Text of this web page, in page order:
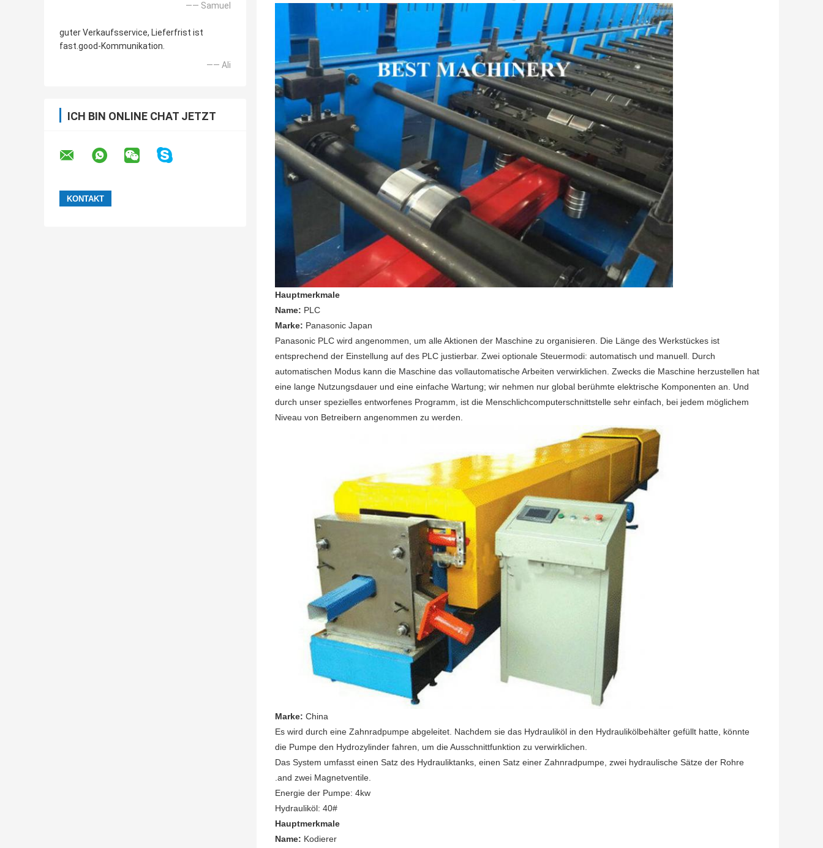
—— Samuel
guter Verkaufsservice, Lieferfrist ist
fast.good-Kommunikation.
—— Ali
ICH BIN ONLINE CHAT JETZT
Hauptmerkmale
Name: PLC
Marke: Panasonic Japan
Panasonic PLC wird angenommen, um alle Aktionen der Maschine zu organisieren. Die Länge des Werkstückes ist
entsprechend der Einstellung auf des PLC justierbar. Zwei optionale Steuermodi: automatisch und manuell. Durch
automatischen Modus kann die Maschine das vollautomatische Arbeiten verwirklichen. Zwecks die Maschine herzustellen hat
eine lange Nutzungsdauer und eine einfache Wartung; wir nehmen nur global berühmte elektrische Komponenten an. Und
durch unser spezielles entworfenes Programm, ist die Menschlichcomputerschnittstelle sehr einfach, bei jedem möglichem
Niveau von Betreibern angenommen zu werden.
Marke: China
Es wird durch eine Zahnradpumpe abgeleitet. Nachdem sie das Hydrauliköl in den Hydraulikölbehälter gefüllt hatte, könnte
die Pumpe den Hydrozylinder fahren, um die Ausschnittfunktion zu verwirklichen.
Das System umfasst einen Satz des Hydrauliktanks, einen Satz einer Zahnradpumpe, zwei hydraulische Sätze der Rohre
.and zwei Magnetventile.
Energie der Pumpe: 4kw
Hydrauliköl: 40#
Hauptmerkmale
Name: Kodierer